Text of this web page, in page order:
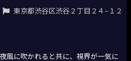
東京都渋谷区渋谷２丁目２４−１２
風に吹かれると共に、視界が一気に